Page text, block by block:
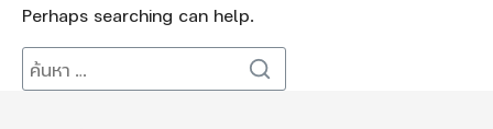
Perhaps searching can help.
Search
for:
Search